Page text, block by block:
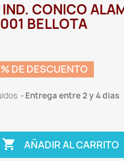
CONICO
BELLOTA
DE DESCUENTO
Entrega entre 2 y 4 dias
 AÑADIR AL CARRITO